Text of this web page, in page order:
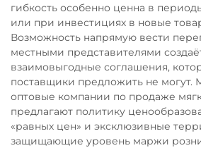
гибкость особенно ценна в
или при инвестициях в новые
Возможность напрямую вести
местными представителями
взаимовыгодные соглашения,
поставщики предложить не могут.
оптовые компании по продаже
предлагают политику
«равных цен» и эксклюзивные
защищающие уровень маржи